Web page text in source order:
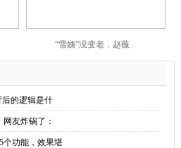
“雪姨”没变老，赵薇
后的逻辑是什
友炸锅了：
个功能，效果堪